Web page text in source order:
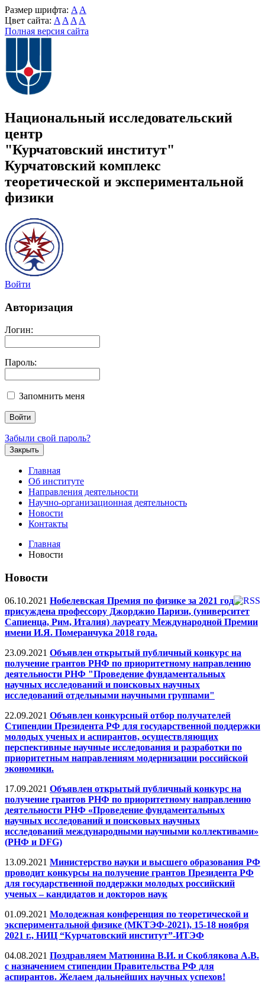
Размер шрифта: A A
Цвет сайта: A A A A
Полная версия сайта
Национальный исследовательский
центр
"Курчатовский институт"
Курчатовский комплекс
теоретической и экспериментальной
физики
Войти
Авторизация
Логин:
Пароль:
Запомнить меня
Забыли свой пароль?
Закрыть
Главная
Об институте
Направления деятельности
Научно-организационная деятельность
Новости
Контакты
Главная
Новости
Новости
06.10.2021 Нобелевская Премия по физике за 2021 год
присуждена профессору Джорджио Паризи, (университет
Сапиенца, Рим, Италия) лауреату Международной Премии
имени И.Я. Померанчука 2018 года.
23.09.2021 Объявлен открытый публичный конкурс на
получение грантов РНФ по приоритетному направлению
деятельности РНФ "Проведение фундаментальных
научных исследований и поисковых научных
исследований отдельными научными группами"
22.09.2021 Объявлен конкурсный отбор получателей
Стипендии Президента РФ для государственной поддержки
молодых ученых и аспирантов, осуществляющих
перспективные научные исследования и разработки по
приоритетным направлениям модернизации российской
экономики.
17.09.2021 Объявлен открытый публичный конкурс на
получение грантов РНФ по приоритетному направлению
деятельности РНФ «Проведение фундаментальных
научных исследований и поисковых научных
исследований международными научными коллективами»
(РНФ и DFG)
13.09.2021 Министерство науки и высшего образования РФ
проводит конкурсы на получение грантов Президента РФ
для государственной поддержки молодых российский
ученых – кандидатов и докторов наук
01.09.2021 Молодежная конференция по теоретической и
экспериментальной физике (МКТЭФ-2021), 15-18 ноября
2021 г., НИЦ “Курчатовский институт”-ИТЭФ
04.08.2021 Поздравляем Матюнина В.И. и Скоблякова А.В.
с назначением стипендии Правительства РФ для
аспирантов. Желаем дальнейших научных успехов!